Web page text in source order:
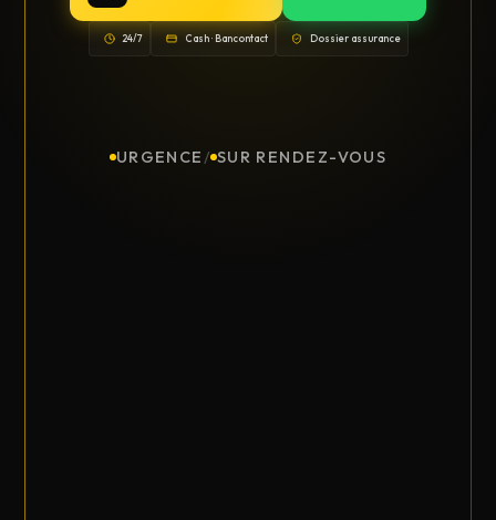
24/7 Cash · Bancontact Dossier assurance
URGENCE / SUR RENDEZ-VOUS